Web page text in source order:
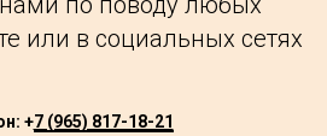
или в социальных сетях
+7 (965) 817-18-21